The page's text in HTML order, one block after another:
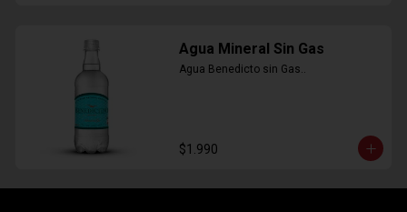
Agua Mineral Sin Gas
Agua Benedicto sin Gas..
$1.990